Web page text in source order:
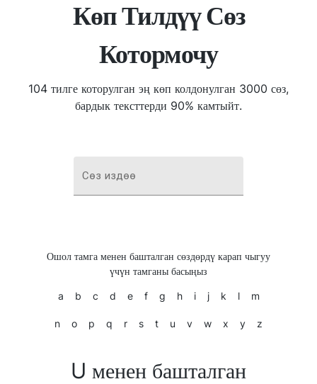
Көп Тилдүү Сөз
Котормочу
104 тилге которулган эң көп колдонулган 3000 сөз,
бардык тексттерди 90% камтыйт.
Сөз издөө
Ошол тамга менен башталган сөздөрдү карап чыгуу
үчүн тамганы басыңыз
a b c d e f g h i j k l m
n o p q r s t u v w x y z
U менен башталган